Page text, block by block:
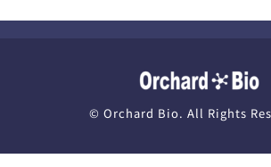
© Orchard Bio. All Rights